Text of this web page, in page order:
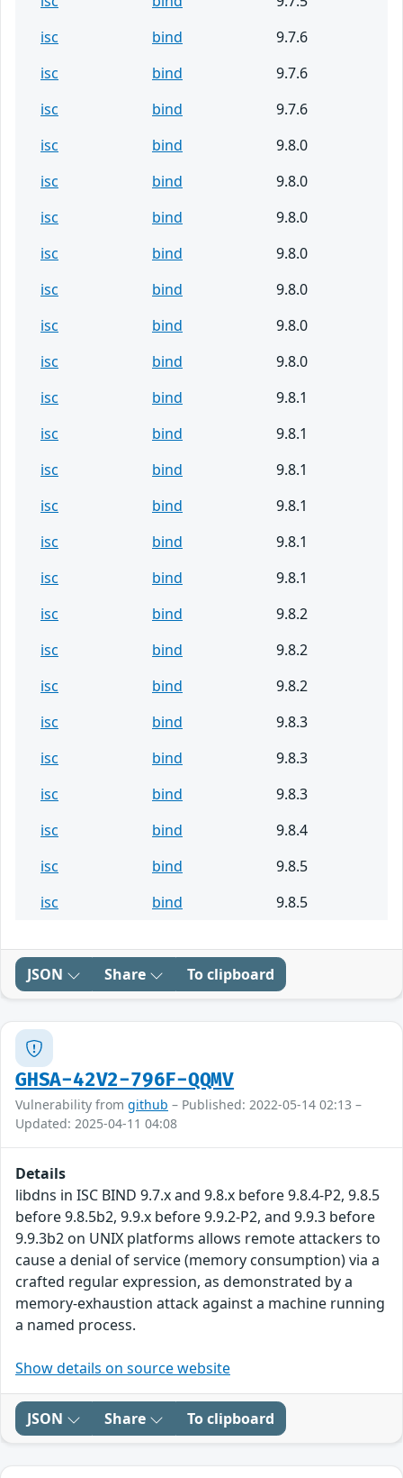
isc
bind
9.7.6
isc
bind
9.7.6
isc
bind
9.7.6
isc
bind
9.8.0
isc
bind
9.8.0
isc
bind
9.8.0
isc
bind
9.8.0
isc
bind
9.8.0
isc
bind
9.8.0
isc
bind
9.8.0
isc
bind
9.8.1
isc
bind
9.8.1
isc
bind
9.8.1
isc
bind
9.8.1
isc
bind
9.8.1
isc
bind
9.8.1
isc
bind
9.8.2
isc
bind
9.8.2
isc
bind
9.8.2
isc
bind
9.8.3
isc
bind
9.8.3
isc
bind
9.8.3
isc
bind
9.8.4
isc
bind
9.8.5
isc
bind 9.8.5
JSON Share To clipboard
GHSA-42V2-796F-QQMV
Vulnerability from github – Published: 2022-05-14 02:13 –
Updated: 2025-04-11 04:08
Details
libdns in ISC BIND 9.7.x and 9.8.x before 9.8.4-P2, 9.8.5
before 9.8.5b2, 9.9.x before 9.9.2-P2, and 9.9.3 before
9.9.3b2 on UNIX platforms allows remote attackers to
cause a denial of service (memory consumption) via a
crafted regular expression, as demonstrated by a
memory-exhaustion attack against a machine running
a named process.
Show details on source website
JSON Share To clipboard